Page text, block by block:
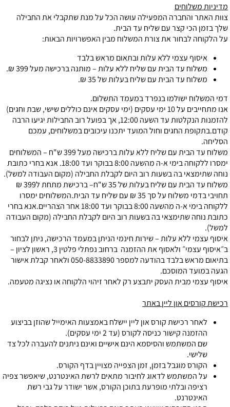
מדיניות משלוחים
צוות האתר והחברה המפעילה עושה הכל על מנת שתקבלי את החבילה
שלך בזמן הכי קצר עם שליח עד הבית.
על הלקוחה לבחור את צורת המשלוח מבין האפשרויות הבאות:
איסוף עצמי ללא עלות ובתאום מראש בלבד
משלוח עד הבית עם שליח ללא עלות – מותנה ברכישה מעל 399 ₪
.
משלוח עד הבית עם שליח בעלות של 35 ₪
.
דמי המשלוח ישולמו בנפרד במעמד התשלום.
אנו מתחייבים על 10 ימי עסקים (ימי עסקים אינם כוללים שישי, שבת וחגים)
להזמנות הנקלטות עד השעה 12:00, אך בפועל רוב החבילות יגיעו הרבה
קודם.בתקופת החגים וחול המועד יתכנו עיכובים במשלוחים, עמכם
הסליחה.
משלוח עד הבית עם שליח ללא עלות ברכישה מעל 399 ש"ח – המשלוחים
ימסרו ללקוחה בימי א-ה מהשעה 8:00 בבוקר ועד 18:00. אנא בחרי כתובת
נוחה שתימצאי בה בשעות רוב היום לקבלת החבילה (מקום העבודה למשל).
משלוח עד הבית עם שליח בעלות של
35 ש"ח– ברכישת מתחת ל399 ₪
תחויבי בדמי משלוח על סך 35 ₪ עם שליח עד הבית.המשלוחים ימסרו
ללקוחה בימי א-ה מהשעה 8:00 בבוקר ועד 18:00 אחר הצהריים.אנא בחרי
כתובת נוחה שתימצאי בה בשעות רוב היום לקבלת החבילה (מקום העבודה
למשל).
איסוף עצמי ללא עלות – שירות חינמי הניתן במעמד הרכישה, ניתן לבחור
ב״איסוף עצמי״ ולאסוף את ההזמנה ברחוב נפתלי פלטין 3, ראשון לציון
–
בתיאום מראש בלבד בהודעה למספר
050-8833890 ולאחר קבלת אישור
הגעה במועד המוסכם.
איסוף עצמי מבית העסק יתבצע רק לאחר זיהוי הלקוחה או נציגה מטעמה.
רכישת קורסים און ליין באתר
לאחר רכישת קורס און ליין יישלח באמצעות האימייל שהוזן בביצוע
ההזמנה קישור כניסה לקורס (עד 2 ימי עסקים).
שם המשתמש והסיסמא הינם אישיים ואינם ניתנים להעברה לכל צד
שלישי.
הקורס מוגבל בזמן, זמן הצפייה מצויין בדף הקורס.
על המשתמש לדאוג לחיבור מתאים לרשת האינטרנט, שיאפשר צפיה
רציפה ובלתי מופרעת בתוכן הקורס, אשר ישודר על גבי רשת
האינטרנט.